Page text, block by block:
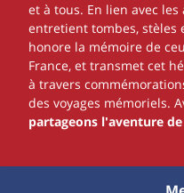
et à tous. En lien avec
entretient tombes, stèles
honore la mémoire de
France, et transmet cet
à travers
des voyages mémoriels.
partageons l'aventure